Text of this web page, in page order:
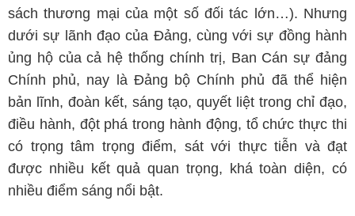
sách thương mại của một số đối tác lớn…). Nhưng
dưới sự lãnh đạo của Đảng, cùng với sự đồng hành
ủng hộ của cả hệ thống chính trị, Ban Cán sự đảng
Chính phủ, nay là Đảng bộ Chính phủ đã thể hiện
bản lĩnh, đoàn kết, sáng tạo, quyết liệt trong chỉ đạo,
điều hành, đột phá trong hành động, tổ chức thực thi
có trọng tâm trọng điểm, sát với thực tiễn và đạt
được nhiều kết quả quan trọng, khá toàn diện, có
nhiều điểm sáng nổi bật.